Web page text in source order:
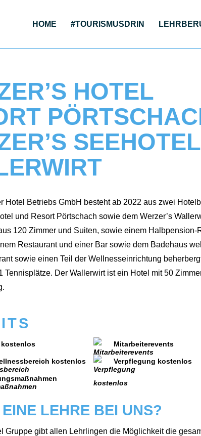
HOME #TOU­RIS­MUS­DRIN
HOTEL
SEEHOTEL
Hotel Betriebs GmbH besteht ab 2022 aus zwei
und Resort Pört­schach sowie dem Werzer’s
120 Zim­mer und Sui­ten, sowie einem Halb­pen­si­on-
Restau­rant und einer Bar sowie dem Bade­haus
sowie einen Teil der Well­ness­ein­rich­tung
Ten­nis­plät­ze. Der Wal­ler­wirt ist ein Hotel mit 50
Mitarbeiterevents
kostenlos Verpflegung kostenlos
LEHRE BEI UNS?
Grup­pe gibt allen Lehr­lin­gen die Mög­lich­keit die